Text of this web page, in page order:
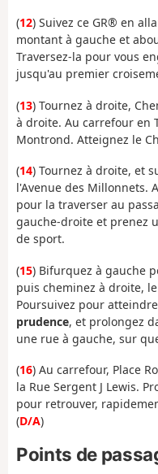
(12) Suivez ce GR® en
montant à gauche et
Traversez-la pour vous
jusqu'au premier
(13) Tournez à droite,
à droite. Au carrefour en
Montrond. Atteignez le
(14) Tournez à droite, et
l'Avenue des Millonnets.
pour la traverser au
gauche-droite et prenez
de sport.
(15) Bifurquez à gauche
puis cheminez à droite,
Poursuivez pour
prudence, et prolongez
une rue à gauche, sur
(16) Au carrefour, Place
la Rue Sergent J Lewis.
pour retrouver,
(D/A)
Points de